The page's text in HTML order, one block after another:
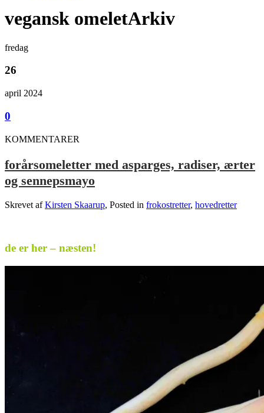
vegansk omeletArkiv
fredag
26
april 2024
0
KOMMENTARER
forårsomeletter med asparges, radiser, ærter
og sennepsmayo
Skrevet afKirsten Skaarup, Posted in frokostretter, hovedretter
de er her – næsten!